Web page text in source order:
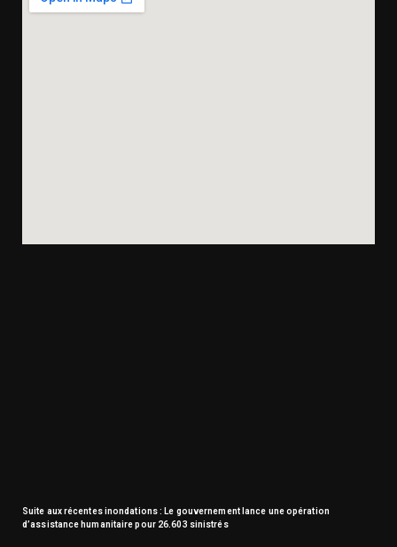
Suite aux récentes inondations : Le gouvernement lance une opération
d’assistance humanitaire pour 26.603 sinistrés